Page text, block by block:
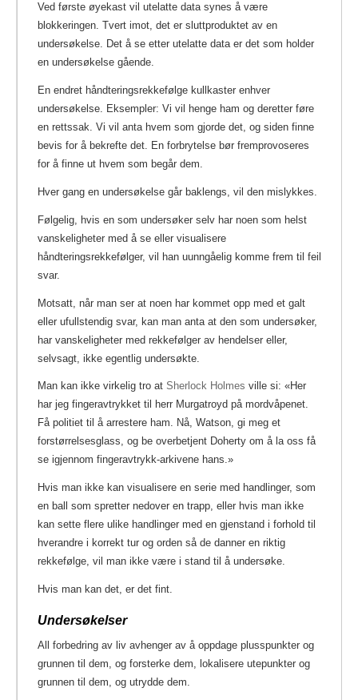
Ved første øyekast vil utelatte data synes å være
blokkeringen. Tvert imot, det er sluttproduktet av en
undersøkelse. Det å se etter utelatte data er det som holder
en undersøkelse gående.
En endret håndteringsrekkefølge kullkaster enhver
undersøkelse. Eksempler: Vi vil henge ham og deretter føre
en rettssak. Vi vil anta hvem som gjorde det, og siden finne
bevis for å bekrefte det. En forbrytelse bør fremprovoseres
for å finne ut hvem som begår dem.
Hver gang en undersøkelse går baklengs, vil den mislykkes.
Følgelig, hvis en som undersøker selv har noen som helst
vanskeligheter med å se eller visualisere
håndteringsrekkefølger, vil han uunngåelig komme frem til feil
svar.
Motsatt, når man ser at noen har kommet opp med et galt
eller ufullstendig svar, kan man anta at den som undersøker,
har vanskeligheter med rekkefølger av hendelser eller,
selvsagt, ikke egentlig undersøkte.
Man kan ikke virkelig tro at Sherlock Holmes ville si: «Her
har jeg fingeravtrykket til herr Murgatroyd på mordvåpenet.
Få politiet til å arrestere ham. Nå, Watson, gi meg et
forstørrelsesglass, og be overbetjent Doherty om å la oss få
se igjennom fingeravtrykk-arkivene hans.»
Hvis man ikke kan visualisere en serie med handlinger, som
en ball som spretter nedover en trapp, eller hvis man ikke
kan sette flere ulike handlinger med en gjenstand i forhold til
hverandre i korrekt tur og orden så de danner en riktig
rekkefølge, vil man ikke være i stand til å undersøke.
Hvis man kan det, er det fint.
Undersøkelser
All forbedring av liv avhenger av å oppdage plusspunkter og
grunnen til dem, og forsterke dem, lokalisere utepunkter og
grunnen til dem, og utrydde dem.